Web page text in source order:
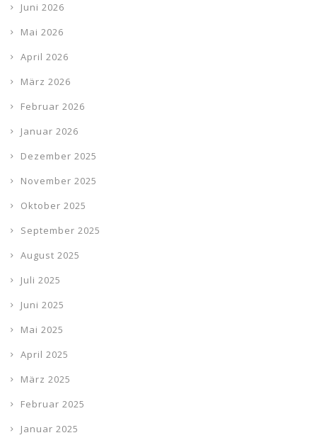
Juni 2026
Mai 2026
April 2026
März 2026
Februar 2026
Januar 2026
Dezember 2025
November 2025
Oktober 2025
September 2025
August 2025
Juli 2025
Juni 2025
Mai 2025
April 2025
März 2025
Februar 2025
Januar 2025